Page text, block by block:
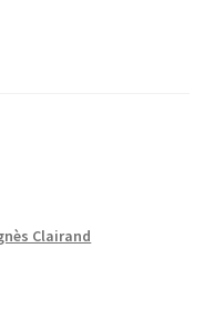
Clairand